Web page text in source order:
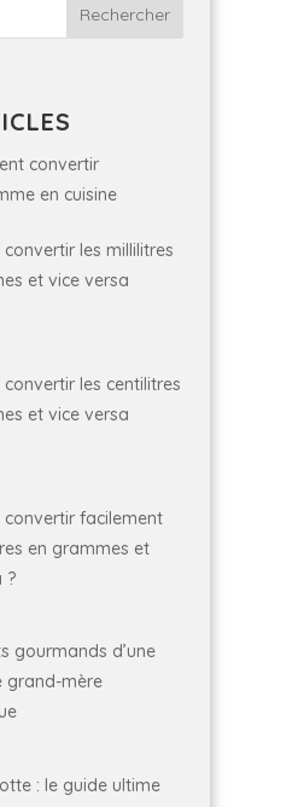
convertir
en cuisine
les millilitres
et vice versa
les centilitres
et vice versa
convertir facilement
en grammes et
?
gourmands d’une
grand-mère
: le guide ultime